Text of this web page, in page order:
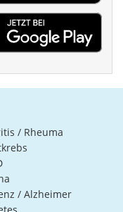
/ Rheuma
/ Alzheimer